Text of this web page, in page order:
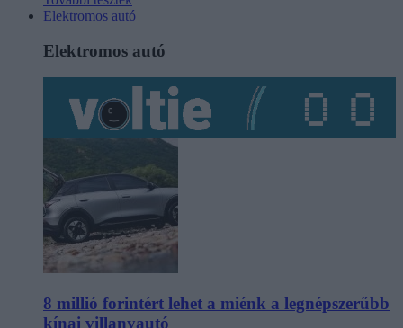
Elektromos autó
Elektromos autó
8 millió forintért lehet a miénk a legnépszerűbb
kínai villanyautó